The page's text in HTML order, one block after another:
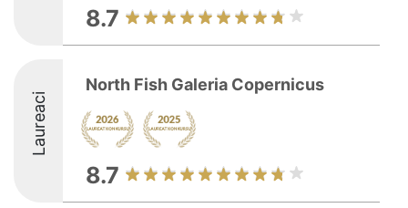
8.7
Laureaci
North Fish Galeria Copernicus
8.7